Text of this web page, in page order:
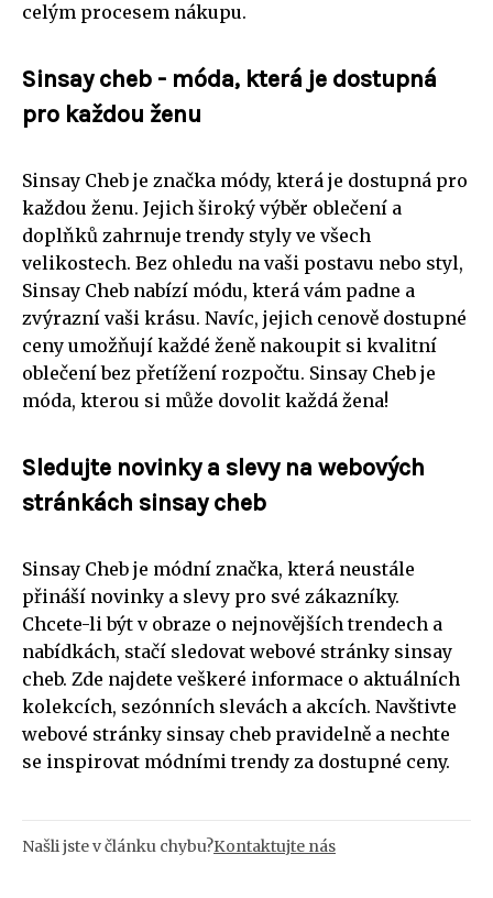
celým procesem nákupu.
Sinsay cheb - móda, která je dostupná
pro každou ženu
Sinsay Cheb je značka módy, která je dostupná pro
každou ženu. Jejich široký výběr oblečení a
doplňků zahrnuje trendy styly ve všech
velikostech. Bez ohledu na vaši postavu nebo styl,
Sinsay Cheb nabízí módu, která vám padne a
zvýrazní vaši krásu. Navíc, jejich cenově dostupné
ceny umožňují každé ženě nakoupit si kvalitní
oblečení bez přetížení rozpočtu. Sinsay Cheb je
móda, kterou si může dovolit každá žena!
Sledujte novinky a slevy na webových
stránkách sinsay cheb
Sinsay Cheb je módní značka, která neustále
přináší novinky a slevy pro své zákazníky.
Chcete-li být v obraze o nejnovějších trendech a
nabídkách, stačí sledovat webové stránky sinsay
cheb. Zde najdete veškeré informace o aktuálních
kolekcích, sezónních slevách a akcích. Navštivte
webové stránky sinsay cheb pravidelně a nechte
se inspirovat módními trendy za dostupné ceny.
Našli jste v článku chybu?Kontaktujte nás